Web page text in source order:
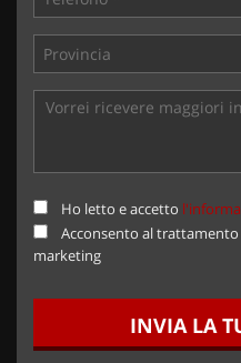
Ho letto e accetto
Acconsento al
marketing
INVIA LA